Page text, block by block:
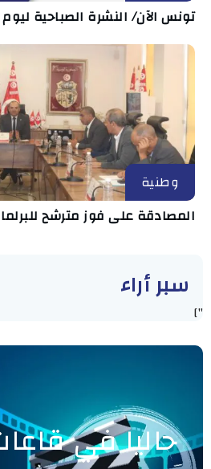
تونس الآن/ النشرة الصباحية ليوم الإثنين
وطنية
المصادقة على فوز مترشح
سبر أراء
"]
حاليا في